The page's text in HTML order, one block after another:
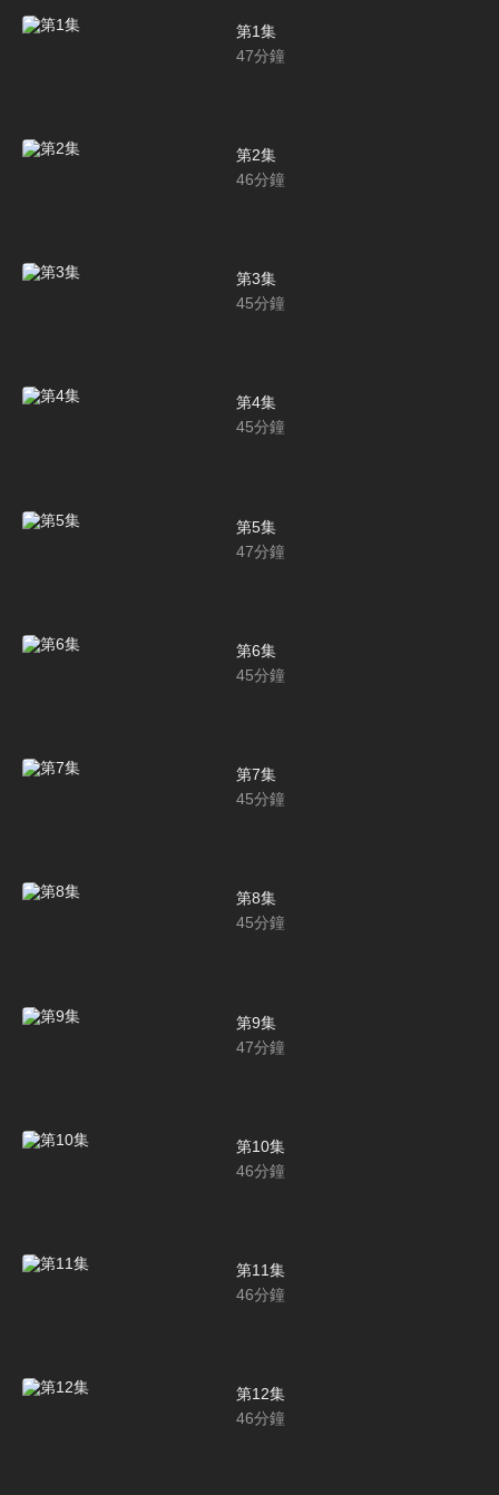
第1集
47分鐘
第2集
46分鐘
第3集
45分鐘
第4集
45分鐘
第5集
47分鐘
第6集
45分鐘
第7集
45分鐘
第8集
45分鐘
第9集
47分鐘
第10集
46分鐘
第11集
46分鐘
第12集
46分鐘